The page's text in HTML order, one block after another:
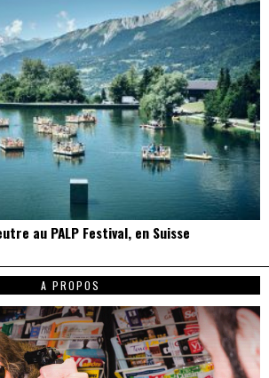
au PALP Festival, en Suisse
A PROPOS